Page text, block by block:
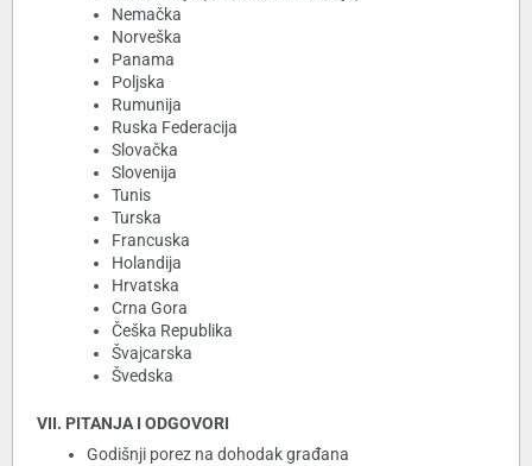
Nemačka
Norveška
Panama
Poljska
Rumunija
Ruska Federacija
Slovačka
Slovenija
Tunis
Turska
Francuska
Holandija
Hrvatska
Crna Gora
Češka Republika
Švajcarska
Švedska
VII. PITANJA I ODGOVORI
Godišnji porez na dohodak građana